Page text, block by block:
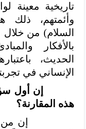
تاريخية معينة
وأئمتهم، ذلك
السلام) من خلال
بالأفكار
الحديث،
الإنساني في
إن أول سؤال
هذه المقارنة؟
إن من